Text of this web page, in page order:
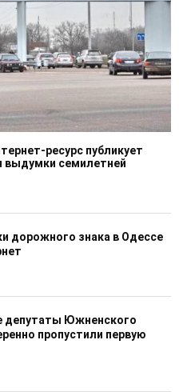
ресурс публикует
выдумки семилетней
дорожного знака в Одессе
депутаты Южненского
пропустили первую